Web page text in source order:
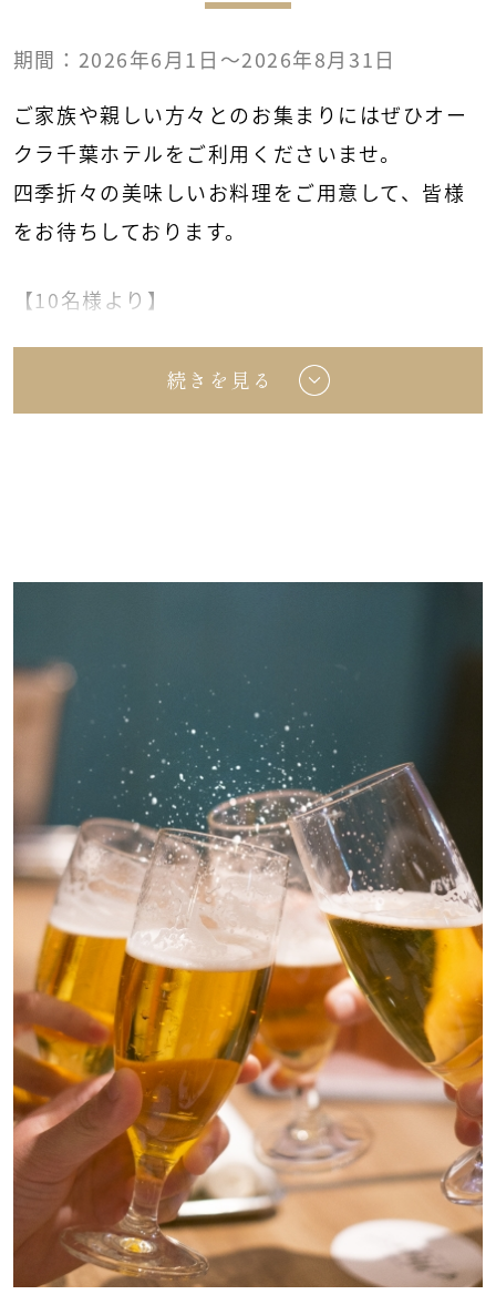
期間：2026年6月1日～2026年8月31日
ご家族や親しい方々とのお集まりにはぜひオー
クラ千葉ホテルをご利用くださいませ。
四季折々の美味しいお料理をご用意して、皆様
をお待ちしております。
【10名様より】
※10名様に満たない場合は、別途室料を頂戴い
たします。
ご相談ください。
＜お飲み物＞※2時間フリードリンク
■お一人様 2,500円コース
ビール・焼酎（芋・麦）・ワイン（赤・白）・
ウイスキー
ノンアルコールビール・オレンジ・ウーロン茶
■お一人様 2,800円コース
ビール・焼酎（芋・麦）・ワイン（赤・白）・
ウイスキー
日本酒・冷酒・紹興酒・カクテル3種*¹
ノンアルコールビール・オレンジ・ウーロン茶
コーラ・ジンジャーエール
*¹ピーチソーダ、ライチソーダ、レモンサ
ワー
続きを見る